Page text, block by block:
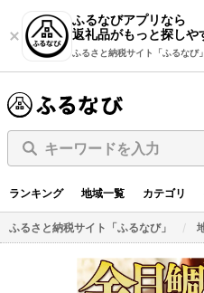
ふるなびアプリなら
返礼品がもっと探しや
ふるさと納税サイト「ふるなび」
キーワードを入力
ランキング 地域一覧 カテゴリ
ふるさと納税サイト「ふるなび」